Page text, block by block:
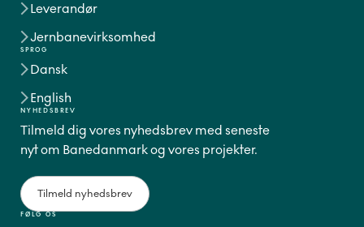
Leverandør
Jernbanevirksomhed
SPROG
Dansk
English
FØLG OS
NYHEDSBREV
Tilmeld dig vores nyhedsbrev med seneste
nyt om Banedanmark og vores projekter.
Tilmeld nyhedsbrev